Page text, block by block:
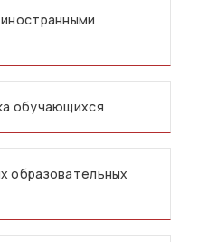
обучающихся
образовательных